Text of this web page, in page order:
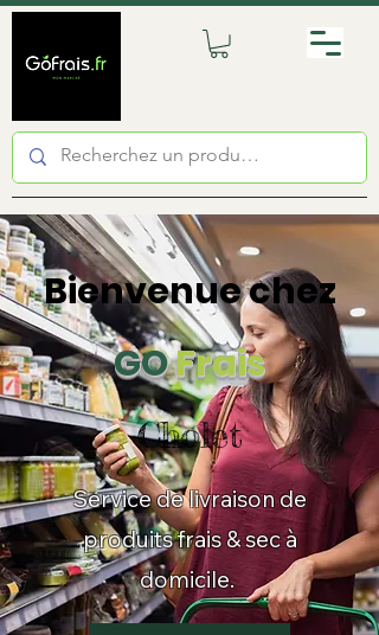
Bienvenue chez
GOFrais
Cholet
Service de livraison de
produits frais & sec à
domicile.